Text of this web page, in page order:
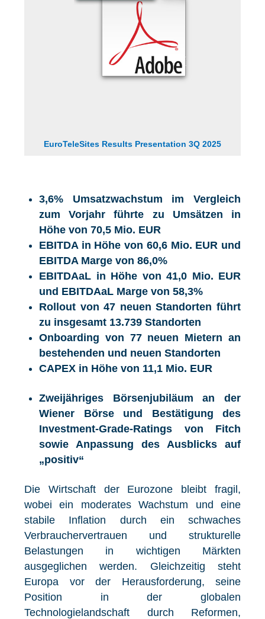
EuroTeleSites Results Presentation 3Q 2025
3,6% Umsatzwachstum im Vergleich
zum Vorjahr führte zu Umsätzen in
Höhe von 70,5 Mio. EUR
EBITDA in Höhe von 60,6 Mio. EUR und
EBITDA Marge von 86,0%
EBITDAaL in Höhe von 41,0 Mio. EUR
und EBITDAaL Marge von 58,3%
Rollout von47 neuen Standorten führt
zu insgesamt 13.739 Standorten
Onboarding von 77 neuen Mietern an
bestehenden und neuen Standorten
CAPEX in Höhe von 11,1 Mio. EUR
Zweijähriges Börsenjubiläum an der
Wiener Börse und Bestätigung des
Investment-Grade-Ratings von Fitch
sowie Anpassung des Ausblicks auf
„positiv“
Die Wirtschaft der Eurozone bleibt fragil,
wobei ein moderates Wachstum und eine
stabile Inflation durch ein schwaches
Verbrauchervertrauen und strukturelle
Belastungen in wichtigen Märkten
ausgeglichen werden. Gleichzeitig steht
Europa vor der Herausforderung, seine
Position in der globalen
Technologielandschaft durch Reformen,